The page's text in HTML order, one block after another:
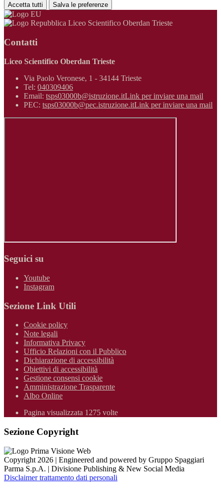
Accetta tutti Salva le preferenze
Liceo Scientifico Oberdan Trieste
Contatti
Liceo Scientifico Oberdan Trieste
Via Paolo Veronese, 1 - 34144 Trieste
Tel: 040309406
Email: tsps03000b@istruzione.itLink per inviare una mail
PEC: tsps03000b@pec.istruzione.itLink per inviare una mail
Seguici su
Youtube
Instagram
Sezione Link Utili
Cookie policy
Note legali
Informativa Privacy
Ufficio Relazioni con il Pubblico
Dichiarazione di accessibilità
Obiettivi di accessibilità
Gestione consensi cookie
Amministrazione Trasparente
Albo Online
Pagina visualizzata 1275 volte
Sezione Copyright
Copyright 2026 | Engineered and powered by Gruppo Spaggiari
Parma S.p.A. | Divisione Publishing & New Social Media
Disclaimer trattamento dati personali